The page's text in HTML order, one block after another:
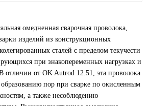
омедненная сварочная проволока,
изделий из конструкционных
сталей с пределом текучести
при знакопеременных нагрузках и
отличии от OK Autrod 12.51, эта проволока
образованию пор при сварке по окисленным
а также несоблюдению